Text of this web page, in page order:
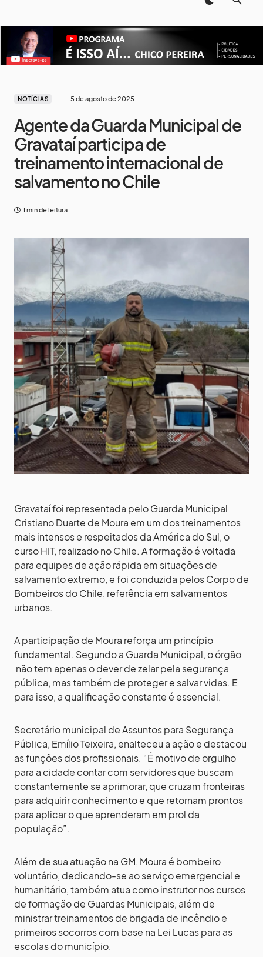
NOTÍCIAS 5 de agosto de 2025
Agente da Guarda Municipal de
Gravataí participa de
treinamento internacional de
salvamento no Chile
1 min de leitura
Gravataí foi representada pelo Guarda Municipal
Cristiano Duarte de Moura em um dos treinamentos
mais intensos e respeitados da América do Sul, o
curso HIT, realizado no Chile. A formação é voltada
para equipes de ação rápida em situações de
salvamento extremo, e foi conduzida pelos Corpo de
Bombeiros do Chile, referência em salvamentos
urbanos.
A participação de Moura reforça um princípio
fundamental. Segundo a Guarda Municipal, o órgão
não tem apenas o dever de zelar pela segurança
pública, mas também de proteger e salvar vidas. E
para isso, a qualificação constante é essencial.
Secretário municipal de Assuntos para Segurança
Pública, Emílio Teixeira, enalteceu a ação e destacou
as funções dos profissionais. “É motivo de orgulho
para a cidade contar com servidores que buscam
constantemente se aprimorar, que cruzam fronteiras
para adquirir conhecimento e que retornam prontos
para aplicar o que aprenderam em prol da
população”.
Além de sua atuação na GM, Moura é bombeiro
voluntário, dedicando-se ao serviço emergencial e
humanitário, também atua como instrutor nos cursos
de formação de Guardas Municipais, além de
ministrar treinamentos de brigada de incêndio e
primeiros socorros com base na Lei Lucas para as
escolas do município.